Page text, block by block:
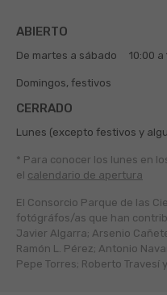
ABIERTO
De martes a sábado 10:00 a
Domingos, festivos
CERRADO
Lunes (excepto festivos y
* Para conocer los lunes en
el calendario de apertura
El Consorcio Parque de las
fotógráfos/as que han
Javier Algarra; Arsenio
Ramón L. Pérez; Antonio
Pepe Torres; Roberto Travesí